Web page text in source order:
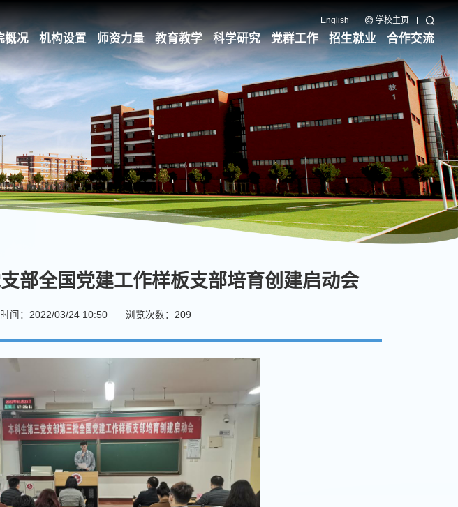
English 学校主页
概况 机构设置 师资力量 教育教学 科学研究 党群工作 招生就业 合作交流
部全国党建工作样板支部培育创建启动会
间：2022/03/24 10:50 浏览次数： 209